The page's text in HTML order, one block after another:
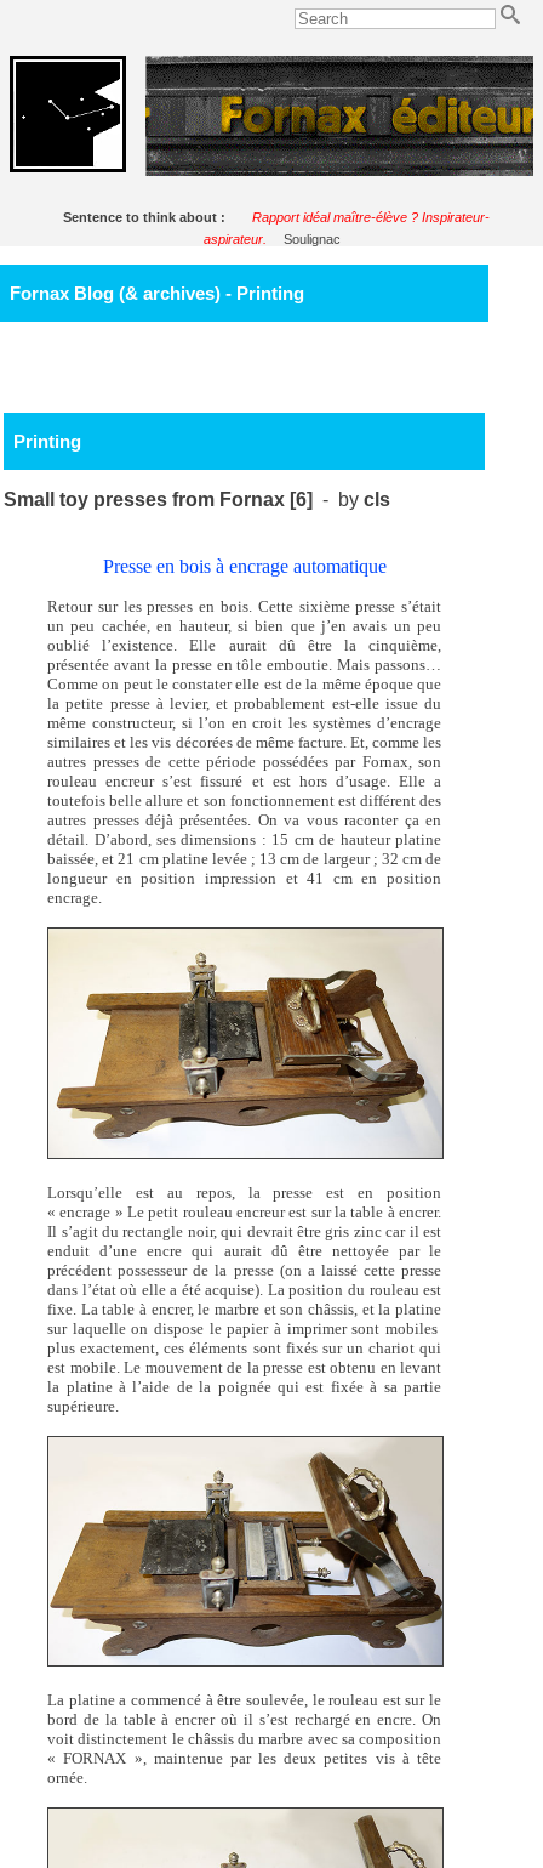
Sentence to think about :
Rapport idéal maître-élève ? Inspirateur-
aspirateur.
Soulignac
Fornax Blog (& archives) - Printing
Printing
Small toy presses from Fornax [6] - bycls
Presse en bois à encrage automatique
Retour sur les presses en bois. Cette sixième presse s’était
un peu cachée, en hauteur, si bien que j’en avais un peu
oublié l’existence. Elle aurait dû être la cinquième,
présentée avant la presse en tôle emboutie. Mais passons…
Comme on peut le constater elle est de la même époque que
la petite presse à levier, et probablement est-elle issue du
même constructeur, si l’on en croit les systèmes d’encrage
similaires et les vis décorées de même facture. Et, comme les
autres presses de cette période possédées par Fornax, son
rouleau encreur s’est fissuré et est hors d’usage. Elle a
toutefois belle allure et son fonctionnement est différent des
autres presses déjà présentées. On va vous raconter ça en
détail. D’abord, ses dimensions : 15 cm de hauteur platine
baissée, et 21 cm platine levée ; 13 cm de largeur ; 32 cm de
longueur en position impression et 41 cm en position
encrage.
Lorsqu’elle est au repos, la presse est en position
« encrage » Le petit rouleau encreur est sur la table à encrer.
Il s’agit du rectangle noir, qui devrait être gris zinc car il est
enduit d’une encre qui aurait dû être nettoyée par le
précédent possesseur de la presse (on a laissé cette presse
dans l’état où elle a été acquise). La position du rouleau est
fixe. La table à encrer, le marbre et son châssis, et la platine
sur laquelle on dispose le papier à imprimer sont mobiles
plus exactement, ces éléments sont fixés sur un chariot qui
est mobile. Le mouvement de la presse est obtenu en levant
la platine à l’aide de la poignée qui est fixée à sa partie
supérieure.
La platine a commencé à être soulevée, le rouleau est sur le
bord de la table à encrer où il s’est rechargé en encre. On
voit distinctement le châssis du marbre avec sa composition
« FORNAX », maintenue par les deux petites vis à tête
ornée.